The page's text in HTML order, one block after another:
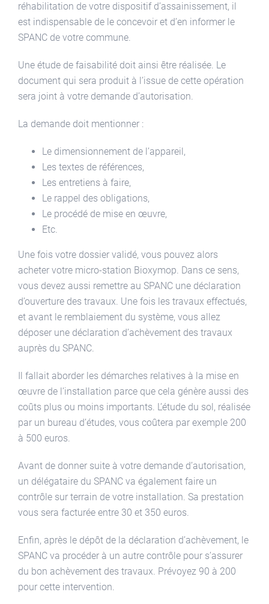
réhabilitation de votre dispositif d’assainissement, il
est indispensable de le concevoir et d’en informer le
SPANC de votre commune.
Une étude de faisabilité doit ainsi être réalisée. Le
document qui sera produit à l’issue de cette opération
sera joint à votre demande d’autorisation.
La demande doit mentionner :
Le dimensionnement de l’appareil,
Les textes de références,
Les entretiens à faire,
Le rappel des obligations,
Le procédé de mise en œuvre,
Etc.
Une fois votre dossier validé, vous pouvez alors
acheter votre micro-station Bioxymop. Dans ce sens,
vous devez aussi remettre au SPANC une déclaration
d’ouverture des travaux. Une fois les travaux effectués,
et avant le remblaiement du système, vous allez
déposer une déclaration d’achèvement des travaux
auprès du SPANC.
Il fallait aborder les démarches relatives à la mise en
œuvre de l’installation parce que cela génère aussi des
coûts plus ou moins importants. L’étude du sol, réalisée
par un bureau d’études, vous coûtera par exemple 200
à 500 euros.
Avant de donner suite à votre demande d’autorisation,
un délégataire du SPANC va également faire un
contrôle sur terrain de votre installation. Sa prestation
vous sera facturée entre 30 et 350 euros.
Enfin, après le dépôt de la déclaration d’achèvement, le
SPANC va procéder à un autre contrôle pour s’assurer
du bon achèvement des travaux. Prévoyez 90 à 200
pour cette intervention.